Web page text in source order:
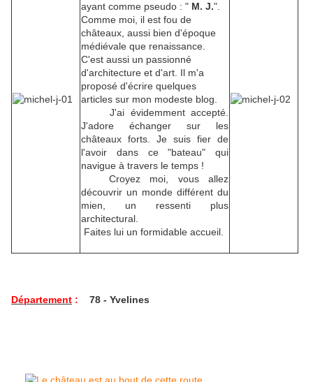
ayant comme pseudo : " M. J.".
Comme moi, il est fou de
châteaux, aussi bien d'époque
médiévale que renaissance.
C'est aussi un passionné
d'architecture et d'art. Il m'a
proposé d'écrire quelques
articles sur mon modeste blog.
J'ai évidemment accepté.
J'adore échanger sur les
châteaux forts. Je suis fier de
l'avoir dans ce "bateau" qui
navigue à travers le temps !
Croyez moi, vous allez
découvrir un monde différent du
mien,
un ressenti plus
architectural.
Faites lui un formidable accueil.
Département : 78 - Yvelines